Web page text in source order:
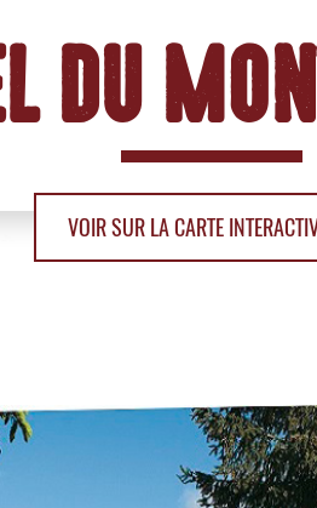
DU
VOIR SUR LA CARTE